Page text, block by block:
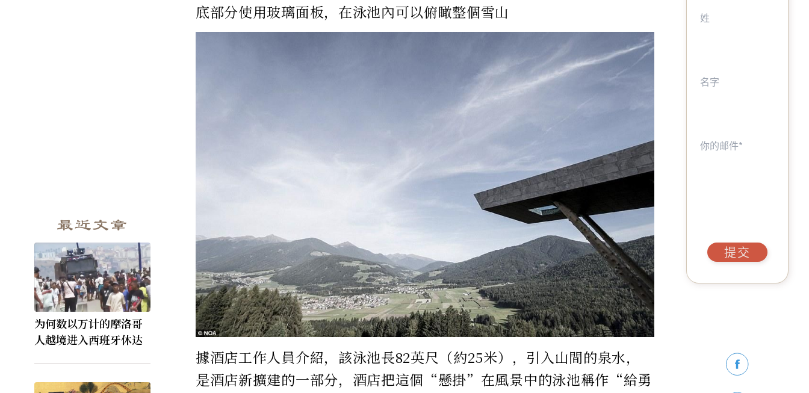
最近文章
为何数以万计的摩洛哥
人越境进入西班牙休达
底部分使用玻璃面板，在泳池內可以俯瞰整個雪山
據酒店工作人員介紹，該泳池長82英尺（約25米），引入山間的泉水，
是酒店新擴建的一部分，酒店把這個“懸掛”在風景中的泳池稱作“給勇
提交